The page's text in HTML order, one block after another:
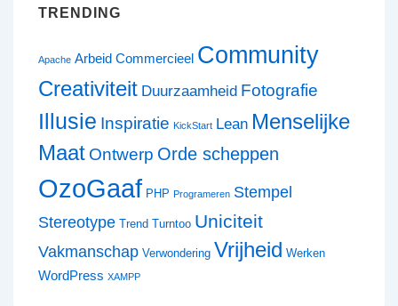
TRENDING
Apache Arbeid Commercieel Community
Creativiteit Duurzaamheid Fotografie
Illusie Inspiratie KickStart Lean Menselijke
Maat Ontwerp Orde scheppen
OzoGaaf PHP Programeren Stempel
Stereotype Trend Turntoo Uniciteit
Vakmanschap Verwondering Vrijheid Werken
WordPress XAMPP